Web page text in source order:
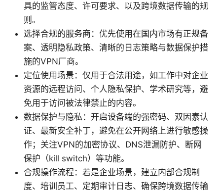
具的监管态度、许可要求、以及跨境数据传输的规
则。
选择合规的服务商：优先使用在国内市场有正规备
案、透明隐私政策、清晰的日志策略与数据保护措
施的VPN厂商。
定位使用场景：仅用于合法用途，如工作中对企业
资源的远程访问、个人隐私保护、学术研究等，避
免用于访问被法律禁止的内容。
数据保护与隐私：开启设备端的强密码、双因素认
证、最新安全补丁，避免在公开网络上进行敏感操
作；关注VPN的加密协议、DNS泄漏防护、断网
保护（kill switch）等功能。
合规操作流程：若是企业场景，建立内部合规制
度、培训员工、定期审计日志、确保跨境数据传输